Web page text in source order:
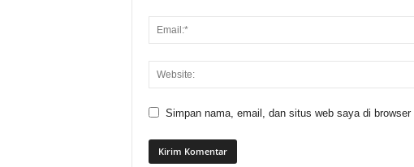
Simpan nama, email, dan situs web saya di